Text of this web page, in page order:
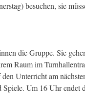
besuchen, sie
die Gruppe. Sie
Raum im
Unterricht am
Um 16 Uhr